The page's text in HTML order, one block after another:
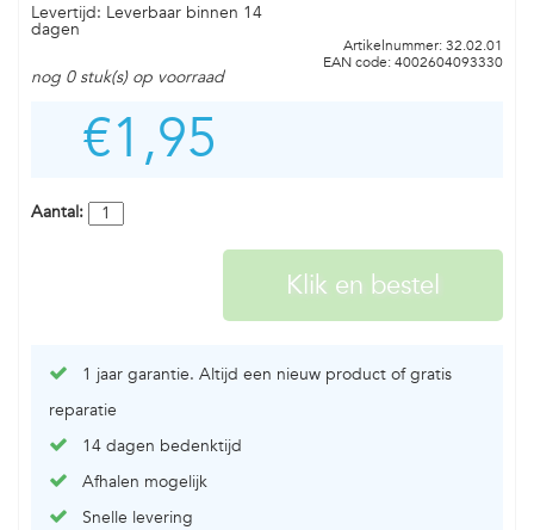
Levertijd: Leverbaar binnen 14
dagen
Artikelnummer: 32.02.01
EAN code: 4002604093330
nog 0 stuk(s) op voorraad
€1,95
Aantal:
1 jaar garantie. Altijd een nieuw product of gratis
reparatie
14 dagen bedenktijd
Afhalen mogelijk
Snelle levering